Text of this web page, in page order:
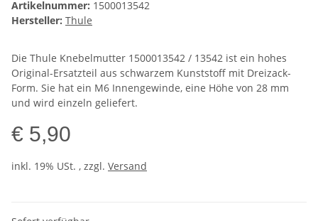
Artikelnummer: 1500013542
Hersteller: Thule
Die Thule Knebelmutter 1500013542 / 13542 ist ein hohes
Original-Ersatzteil aus schwarzem Kunststoff mit Dreizack-
Form. Sie hat ein M6 Innengewinde, eine Höhe von 28 mm
und wird einzeln geliefert.
€ 5,90
inkl. 19% USt. , zzgl. Versand